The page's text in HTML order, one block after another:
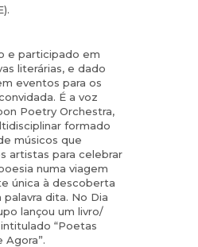
e participado em
literárias, e dado
eventos para os
É a voz
Poetry Orchestra,
formado
músicos que
artistas para celebrar
numa viagem
única à descoberta
dita. No Dia
lançou um livro/
“Poetas
Agora”.